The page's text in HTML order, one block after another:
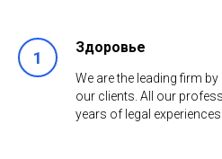
Здоровье
We are the leading firm
our clients. All our
years of legal